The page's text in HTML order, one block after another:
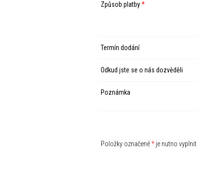
Způsob platby*
Termín dodání
Odkud jste se o nás dozvěděli
Poznámka
Položky označené*je nutno vyplnit.